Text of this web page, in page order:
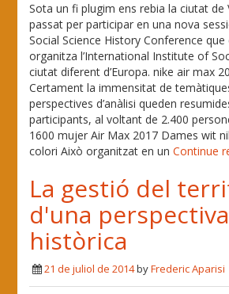
Sota un fi plugim ens rebia la ciutat de
passat per participar en una nova
Social Science History Conference
organitza l’International Institute of
ciutat diferent d’Europa. nike air max
Certament la immensitat de
perspectives d’anàlisi queden
participants, al voltant de 2.400
1600 mujer Air Max 2017 Dames wit
colori Això organitzat en unContinue
La gestió del
d'una perspectiva
històrica
21 de juliol de 2014byFrederic Aparisi